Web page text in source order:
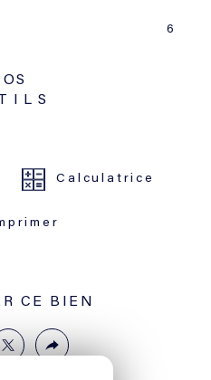
6
NOS
Calculatrice
CE BIEN